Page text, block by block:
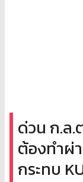
ด่วน ก.ล.
ต้องทำผ่
กระทบ